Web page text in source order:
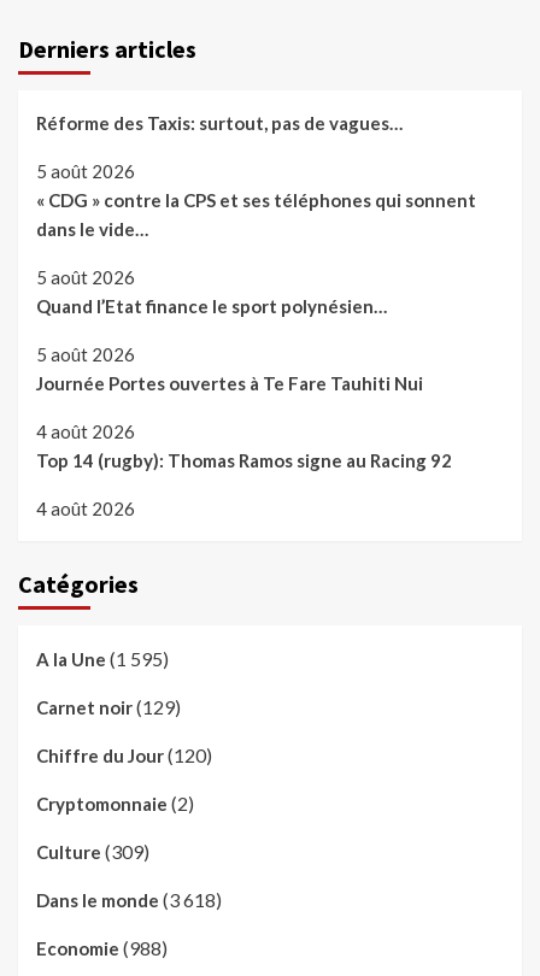
Derniers articles
Réforme des Taxis: surtout, pas de vagues…
5 août 2026
« CDG » contre la CPS et ses téléphones qui sonnent
dans le vide…
5 août 2026
Quand l’Etat finance le sport polynésien…
5 août 2026
Journée Portes ouvertes à Te Fare Tauhiti Nui
4 août 2026
Top 14 (rugby): Thomas Ramos signe au Racing 92
4 août 2026
Catégories
A la Une (1 595)
Carnet noir(129)
Chiffre du Jour(120)
Cryptomonnaie (2)
Culture (309)
Dans le monde (3 618)
Economie (988)